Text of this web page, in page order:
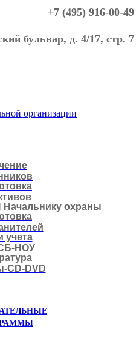
+7 (495) 916-00-49
бульвар, д. 4/17, стр. 7
организации
охраны
учета
НОУ
CD-DVD